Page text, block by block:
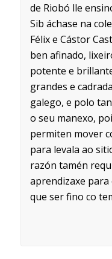
de Riobó lle
Sib áchase na
Félix e Cástor
ben afinado,
potente e
grandes e
galego, e polo
o seu manexo,
permiten mover
para levala ao
razón tamén
aprendizaxe para
que ser fino co